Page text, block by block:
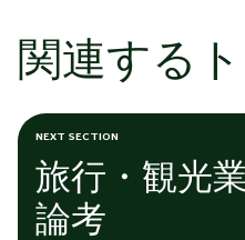
関連する
NEXT SECTION
旅行・観光
論考